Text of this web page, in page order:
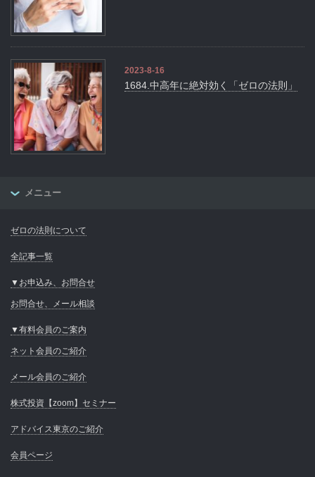
2023-8-16
1684.中高年に絶対効く「ゼロの法則」
メニュー
ゼロの法則について
全記事一覧
▼お申込み、お問合せ
お問合せ、メール相談
▼有料会員のご案内
ネット会員のご紹介
メール会員のご紹介
株式投資【zoom】セミナー
アドバイス東京のご紹介
会員ページ